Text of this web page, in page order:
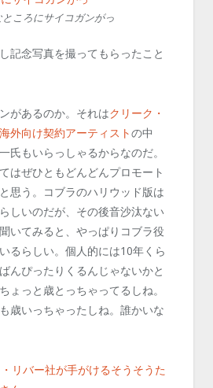
ころにサイコガンがっ
記念写真を撮ってもらったこと
があるのか。それはクリーク・
外向け契約アーティストの中
氏もいらっしゃるからなのだ。
はぜひともどんどんプロモート
思う。コブラのハリウッド版は
しいのだが、その後音沙汰ない
いてみると、やっぱりコブラ役
るらしい。個人的には10年くら
んぴったりくるんじゃないかと
ょっと歳とっちゃってるしね。
歳いっちゃったしね。誰かいな